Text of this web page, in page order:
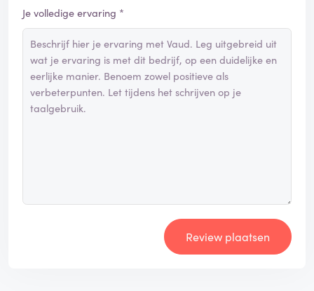
Je volledige ervaring *
Review plaatsen